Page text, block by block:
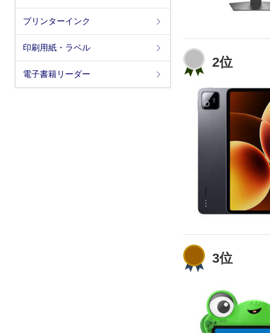
プリンターインク
印刷用紙・ラベル
電子書籍リーダー
2位
3位